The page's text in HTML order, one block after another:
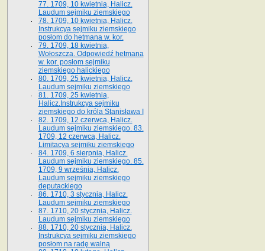
77. 1709, 10 kwietnia, Halicz.
Laudum sejmiku ziemskiego
78. 1709, 10 kwietnia, Halicz.
Instrukcya sejmiku ziemskiego
posłom do hetmana w. kor.
79. 1709, 18 kwietnia,
Wołoszcza. Odpowiedź hetmana
w. kor. posłom sejmiku
ziemskiego halickiego
80. 1709, 25 kwietnia, Halicz.
Laudum sejmiku ziemskiego
81. 1709, 25 kwietnia,
Halicz.Instrukcya sejmiku
ziemskiego do króla Stanisława I
82. 1709, 12 czerwca, Halicz.
Laudum sejmiku ziemskiego. 83.
1709, 12 czerwca, Halicz.
Limitacya sejmiku ziemskiego
84. 1709, 6 sierpnia, Halicz.
Laudum sejmiku ziemskiego. 85.
1709, 9 września, Halicz.
Laudum sejmiku ziemskiego
deputackiego
86. 1710, 3 stycznia, Halicz.
Laudum sejmiku ziemskiego
87. 1710, 20 stycznia, Halicz.
Laudum sejmiku ziemskiego
88. 1710, 20 stycznia, Halicz.
Instrukcya sejmiku ziemskiego
posłom na radę walną